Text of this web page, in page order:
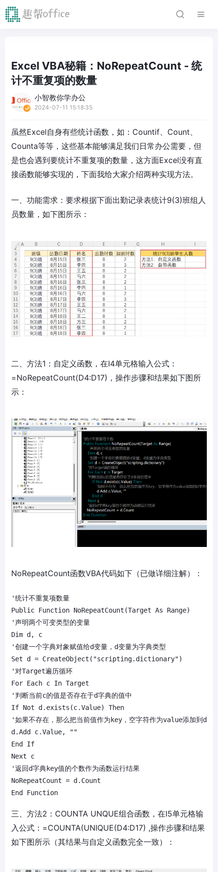
Excel VBA秘籍：NoRepeatCount - 统
计不重复项的数量
小智教你学办公
2024-07-11 15:18:35
虽然Excel自身有些统计函数，如：Countif、Count、
Counta等等，这些基本能够满足我们日常办公需要，但
是也会遇到要统计不重复项的数量，这方面Excel没有直
接函数能够实现的，下面我给大家介绍两种实现方法。
一、功能需求：要求根据下面出勤记录表统计9(3)班组人
员数量，如下图所示：
二、方法1：自定义函数，在I4单元格输入公式：
=NoRepeatCount(D4:D17)，操作步骤和结果如下图所
示：
NoRepeatCount函数VBA代码如下（已做详细注解）：
'统计不重复项数量
Public Function NoRepeatCount(Target As Range)
'声明两个可变类型的变量
Dim d, c
'创建一个字典对象赋值给d变量，d变量为字典类型
Set d = CreateObject("scripting.dictionary")
'对Target遍历循环
For Each c In Target
'判断当前c的值是否存在于d字典的值中
If Not d.exists(c.Value) Then
'如果不存在，那么把当前值作为key，空字符作为value添加到d字
d.Add c.Value, ""
End If
Next c
'返回d字典key值的个数作为函数运行结果
NoRepeatCount = d.Count
End Function
三、方法2：COUNTA UNQUE组合函数，在I5单元格输
入公式：=COUNTA(UNIQUE(D4:D17) ,操作步骤和结果
如下图所示（其结果与自定义函数完全一致）：